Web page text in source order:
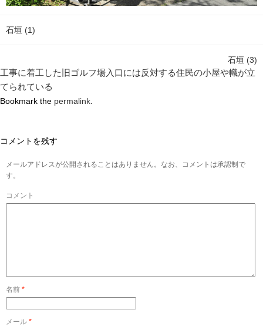
石垣 (1)
石垣 (3)
工事に着工した旧ゴルフ場入口には反対する住民の小屋や幟が立
てられている
Bookmark the permalink
コメントを残す
メールアドレスが公開されることはありません。なお、コメントは承認制で
す。
コメント
名前 *
メール *